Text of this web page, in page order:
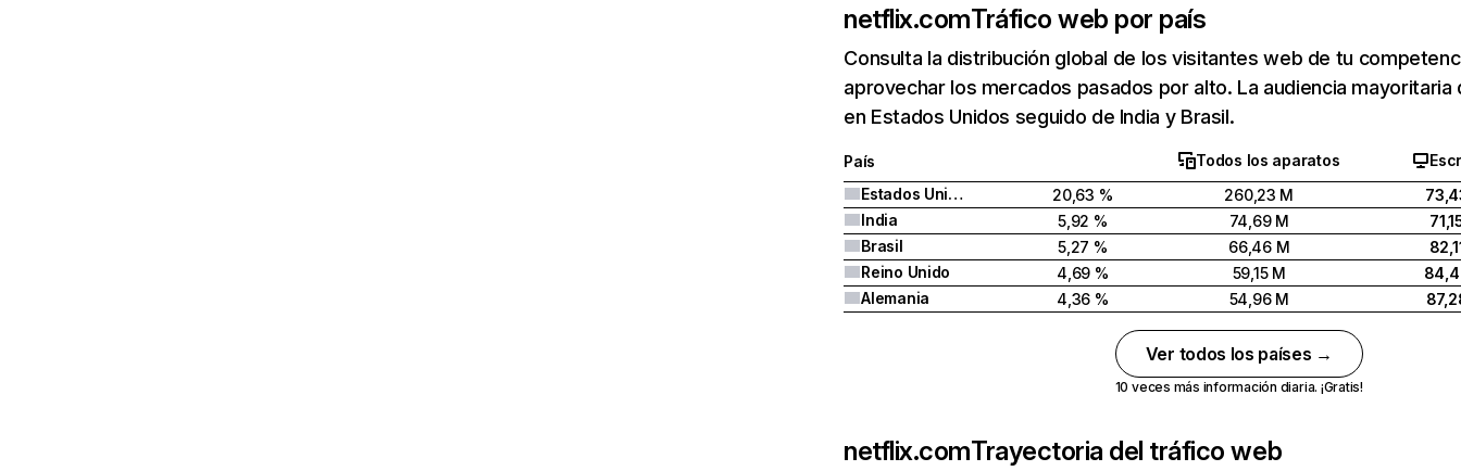
netflix.comTráfico web por país
Consulta la distribución global de los visitantes web de tu
aprovechar los mercados pasados por alto. La audiencia
en Estados Unidos seguido de India y Brasil.
País Todos los aparatos
Estados Unidos
20,63 % 260,23 M
India
5,92 % 74,69 M
Brasil
5,27 % 66,46 M
Reino Unido
4,69 % 59,15 M
Alemania
4,36 % 54,96 M
Ver todos los países →
10 veces más información diaria. ¡Gratis!
netflix.comTrayectoria del tráfico web